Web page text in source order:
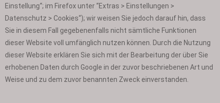
Einstellung“; im Firefox unter “Extras > Einstellungen >
Datenschutz > Cookies“); wir weisen Sie jedoch darauf hin, dass
Sie in diesem Fall gegebenenfalls nicht sämtliche Funktionen
dieser Website voll umfänglich nutzen können. Durch die Nutzung
dieser Website erklären Sie sich mit der Bearbeitung der über Sie
erhobenen Daten durch Google in der zuvor beschriebenen Art und
Weise und zu dem zuvor benannten Zweck einverstanden.